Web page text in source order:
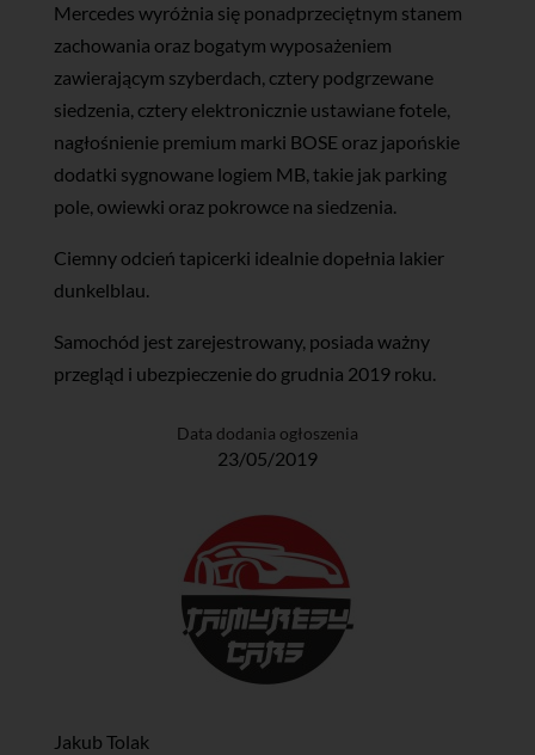
Mercedes wyróżnia się ponadprzeciętnym stanem
zachowania oraz bogatym wyposażeniem
zawierającym szyberdach, cztery podgrzewane
siedzenia, cztery elektronicznie ustawiane fotele,
nagłośnienie premium marki BOSE oraz japońskie
dodatki sygnowane logiem MB, takie jak parking
pole, owiewki oraz pokrowce na siedzenia.
Ciemny odcień tapicerki idealnie dopełnia lakier
dunkelblau.
Samochód jest zarejestrowany, posiada ważny
przegląd i ubezpieczenie do grudnia 2019 roku.
Data dodania ogłoszenia
23/05/2019
Jakub Tolak